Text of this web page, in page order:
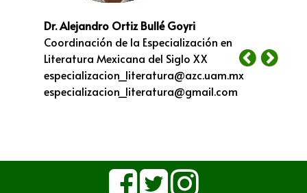
Dr. Alejandro Ortiz Bullé Goyri
Coordinación de la Especialización en
Literatura Mexicana del Siglo XX
especializacion_literatura@azc.uam.mx
especializacion_literatura@gmail.com